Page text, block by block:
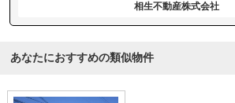
相生不動産株式会社
あなたにおすすめの類似物件